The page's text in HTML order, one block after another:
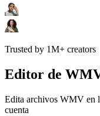
Trusted by 1M+ creators
Editor de
Edita archivos WMV en
cuenta